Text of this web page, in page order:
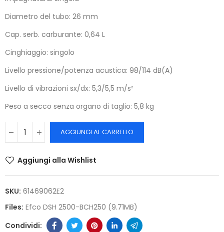
Diametro del tubo: 26 mm
Cap. serb. carburante: 0,64 L
Cinghiaggio: singolo
Livello pressione/potenza acustica: 98/114 dB(A)
Livello di vibrazioni sx/dx: 5,3/5,5 m/s²
Peso a secco senza organo di taglio: 5,8 kg
AGGIUNGI AL CARRELLO
Aggiungi alla Wishlist
SKU: 61469062E2
Files: Efco DSH 2500-BCH250 (9.71MB)